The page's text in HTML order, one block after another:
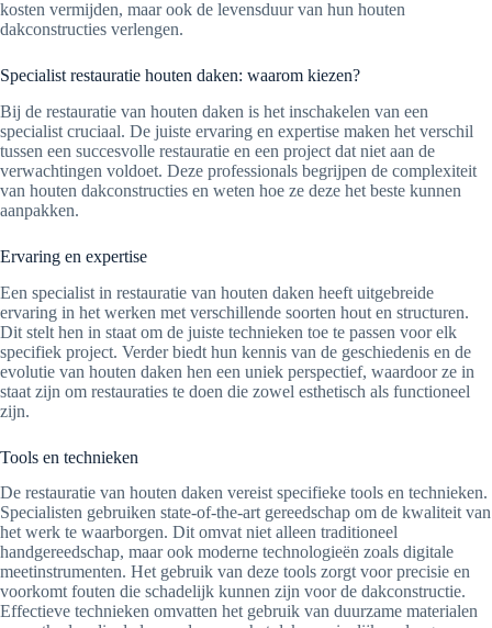
kosten vermijden, maar ook de levensduur van hun houten
dakconstructies verlengen.
Specialist restauratie houten daken: waarom kiezen?
Bij de restauratie van houten daken is het inschakelen van een
specialist cruciaal. De juiste ervaring en expertise maken het verschil
tussen een succesvolle restauratie en een project dat niet aan de
verwachtingen voldoet. Deze professionals begrijpen de complexiteit
van houten dakconstructies en weten hoe ze deze het beste kunnen
aanpakken.
Ervaring en expertise
Een specialist in restauratie van houten daken heeft uitgebreide
ervaring in het werken met verschillende soorten hout en structuren.
Dit stelt hen in staat om de juiste technieken toe te passen voor elk
specifiek project. Verder biedt hun kennis van de geschiedenis en de
evolutie van houten daken hen een uniek perspectief, waardoor ze in
staat zijn om restauraties te doen die zowel esthetisch als functioneel
zijn.
Tools en technieken
De restauratie van houten daken vereist specifieke tools en technieken.
Specialisten gebruiken state-of-the-art gereedschap om de kwaliteit van
het werk te waarborgen. Dit omvat niet alleen traditioneel
handgereedschap, maar ook moderne technologieën zoals digitale
meetinstrumenten. Het gebruik van deze tools zorgt voor precisie en
voorkomt fouten die schadelijk kunnen zijn voor de dakconstructie.
Effectieve technieken omvatten het gebruik van duurzame materialen